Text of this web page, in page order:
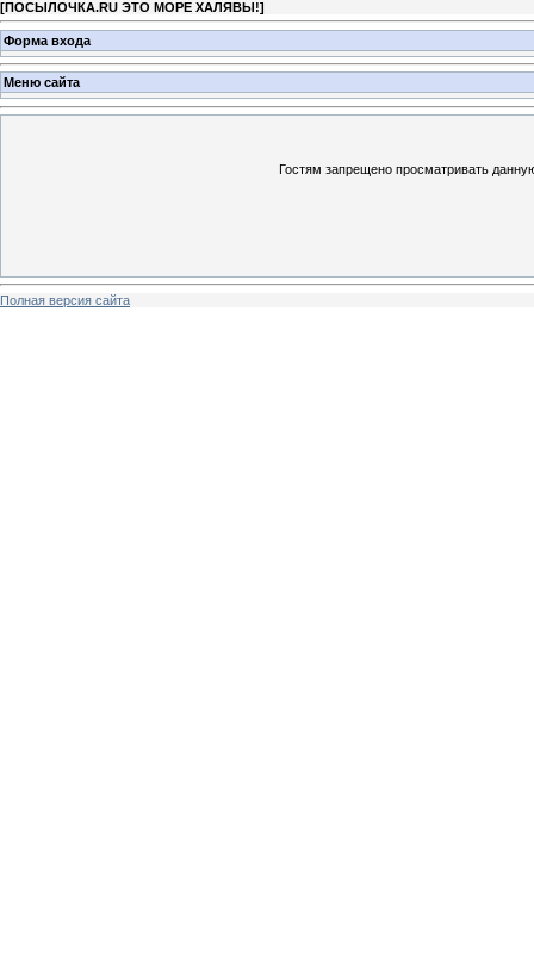
[ПОСЫЛОЧКА.RU ЭТО МОРЕ ХАЛЯВЫ!]
Форма входа
Меню сайта
Гостям запрещено просматривать
Полная версия сайта